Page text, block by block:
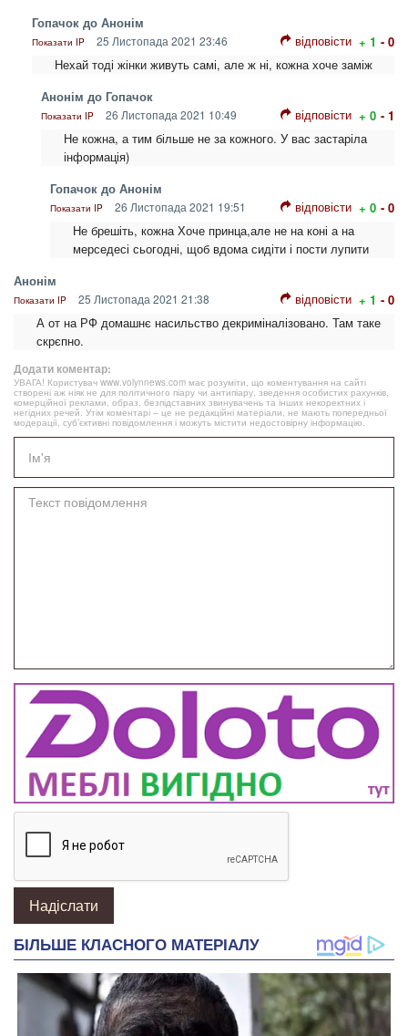
Гопачок до Анонім
Показати IP 25 Листопада 2021 23:46 відповісти + 1 - 0
Нехай тоді жінки живуть самі, але ж ні, кожна хоче заміж
Анонім до Гопачок
Показати IP 26 Листопада 2021 10:49 відповісти + 0 - 1
Не кожна, а тим більше не за кожного. У вас застаріла
інформація)
Гопачок до Анонім
Показати IP 26 Листопада 2021 19:51 відповісти + 0 - 0
Не брешіть, кожна Хоче принца,але не на коні а на
мерседесі сьогодні, щоб вдома сидіти і пости лупити
Анонім
Показати IP 25 Листопада 2021 21:38 відповісти + 1 - 0
А от на РФ домашнє насильство декриміналізовано. Там таке
скрєпно.
Додати коментар:
УВАГА! Користувач www.volynnews.com має розуміти, що коментування на сайті
створені аж ніяк не для політичного піару чи антипіару, зведення особистих рахунків,
комерційної реклами, образ, безпідставних звинувачень та інших некоректних і
негідних речей. Утім коментарі – це не редакційні матеріали, не мають попередньої
модерації, суб’єктивні повідомлення і можуть містити недостовірну інформацію.